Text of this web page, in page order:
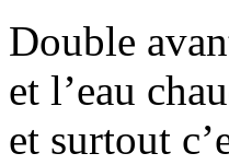
Double
et l’eau
et surtout